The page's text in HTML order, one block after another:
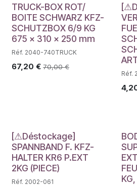
TRUCK-BOX ROT/
BOITE SCHWARZ KFZ-
SCHUTZBOX 6/9 KG
675 x 310 x 250 mm
Réf. 2040-740TRUCK
67,20 € 70,00€
Réf.
Déstockage
[⚠Déstockage]
SPANNBAND F. KFZ-
HALTER KR6 P.EXT
2KG (PIECE)
Réf. 2002-061